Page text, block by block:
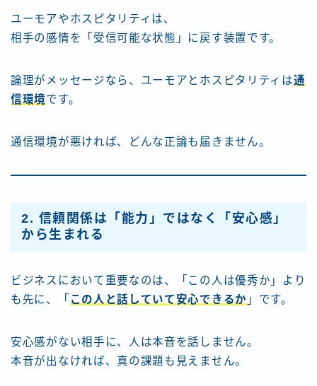
ユーモアやホスピタリティは、
相手の感情を「受信可能な状態」に戻す装置です。
論理がメッセージなら、ユーモアとホスピタリティは通
信環境です。
通信環境が悪ければ、どんな正論も届きません。
2. 信頼関係は「能力」ではなく「安心感」
から生まれる
ビジネスにおいて重要なのは、「この人は優秀か」より
も先に、「 この人と話していて安心できるか 」です。
安心感がない相手に、人は本音を話しません。
本音が出なければ、真の課題も見えません。